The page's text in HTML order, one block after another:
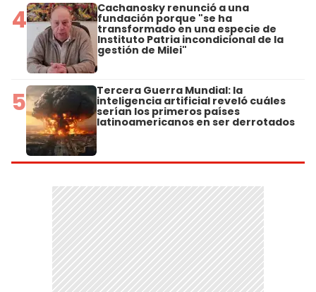
4 Cachanosky renunció a una
fundación porque "se ha
transformado en una especie de
Instituto Patria incondicional de la
gestión de Milei"
5 Tercera Guerra Mundial: la
inteligencia artificial reveló cuáles
serían los primeros países
latinoamericanos en ser derrotados